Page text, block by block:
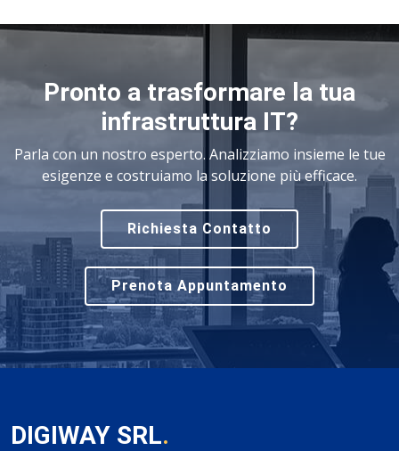
Pronto a trasformare la tua
infrastruttura IT?
Parla con un nostro esperto. Analizziamo insieme le tue
esigenze e costruiamo la soluzione più efficace.
Richiesta Contatto
Prenota Appuntamento
DIGIWAY SRL.